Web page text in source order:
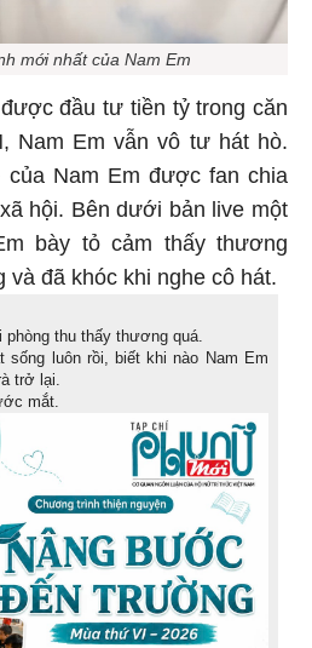
mới nhất của Nam Em
đầu tư tiền tỷ trong căn
Nam Em vẫn vô tư hát hò.
của Nam Em được fan chia
hội. Bên dưới bản live một
bày tỏ cảm thấy thương
và đã khóc khi nghe cô hát.
phòng thu thấy thương quá.
sống luôn rồi, biết khi nào Nam Em
trở lại.
mắt.